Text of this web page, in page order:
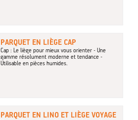
PARQUET EN LIÈGE CAP
Cap : Le liège pour mieux vous orienter - Une
gamme résolument moderne et tendance -
Utilisable en pièces humides.
PARQUET EN LINO ET LIÈGE VOYAGE